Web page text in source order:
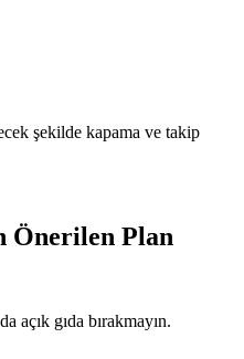
şekilde kapama ve takip
Önerilen Plan
açık gıda bırakmayın.